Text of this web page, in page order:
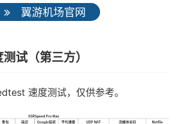
翼游机场官网
试（第三方）
速度测试，仅供参考。